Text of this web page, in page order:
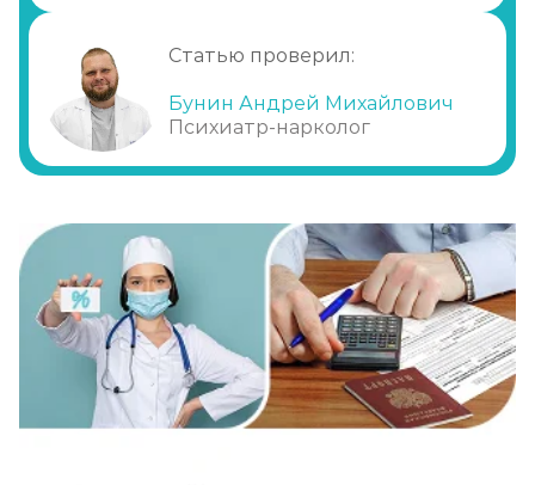
Статью проверил:
Бунин Андрей Михайлович
Психиатр-нарколог